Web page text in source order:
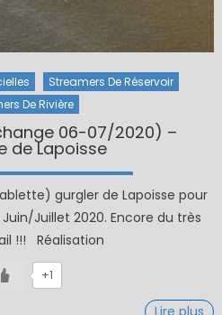
Streamers De Réservoir
De Rivière
06-07/2020) –
de Lapoisse
gurgler de Lapoisse pour
Juillet 2020. Encore du très
!!! Réalisation
+1
Lire plus